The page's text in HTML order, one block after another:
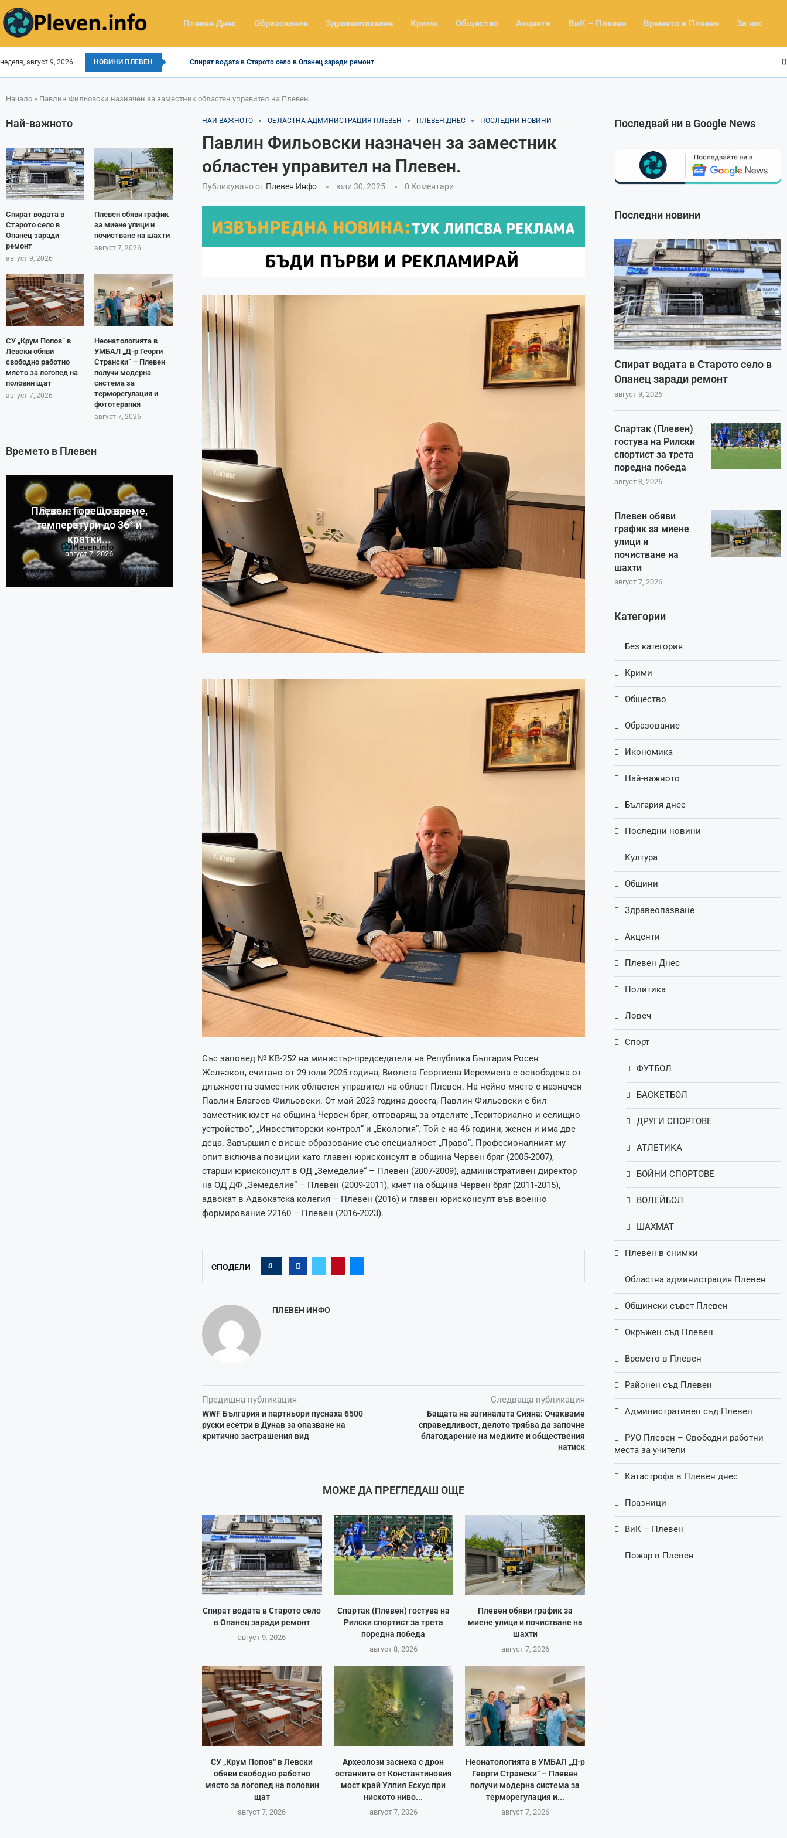
Плевен Днес Образование Здравеопазване Крими Общество Акценти ВиК – Плевен Времето в Плевен За нас
неделя, август 9, 2026 НОВИНИ ПЛЕВЕН Спират водата в Старото село в Опанец заради ремонт
Начало » Павлин Фильовски назначен за заместник областен управител на Плевен.
НАЙ-ВАЖНОТО ОБЛАСТНА АДМИНИСТРАЦИЯ ПЛЕВЕН ПЛЕВЕН ДНЕС ПОСЛЕДНИ НОВИНИ
Павлин Фильовски назначен за заместник
областен управител на Плевен.
Публикувано от Плевен Инфо юли 30, 2025 0 Коментари
Със заповед № КВ-252 на министър-председателя на Република България Росен
Желязков, считано от 29 юли 2025 година, Виолета Георгиева Иеремиева е освободена от
длъжността заместник областен управител на област Плевен. На нейно място е назначен
Павлин Благоев Фильовски. От май 2023 година досега, Павлин Фильовски е бил
заместник-кмет на община Червен бряг, отговарящ за отделите „Териториално и селищно
устройство“, „Инвеститорски контрол“ и „Екология“. Той е на 46 години, женен и има две
деца. Завършил е висше образование със специалност „Право“. Професионалният му
опит включва позиции като главен юрисконсулт в община Червен бряг (2005-2007),
старши юрисконсулт в ОД „Земеделие“ – Плевен (2007-2009), административен директор
на ОД ДФ „Земеделие“ – Плевен (2009-2011), кмет на община Червен бряг (2011-2015),
адвокат в Адвокатска колегия – Плевен (2016) и главен юрисконсулт във военно
формирование 22160 – Плевен (2016-2023).
СПОДЕЛИ 0
ПЛЕВЕН ИНФО
Предишна публикация
WWF България и партньори пуснаха 6500
руски есетри в Дунав за опазване на
критично застрашения вид
Следваща публикация
Бащата на загиналата Сияна: Очакваме
справедливост, делото трябва да започне
благодарение на медиите и обществения
натиск
МОЖЕ ДА ПРЕГЛЕДАШ ОЩЕ
Спират водата в Старото село
в Опанец заради ремонт
август 9, 2026
Спартак (Плевен) гостува на
Рилски спортист за трета
поредна победа
август 8, 2026
Плевен обяви график за
миене улици и почистване на
шахти
август 7, 2026
СУ „Крум Попов“ в Левски
обяви свободно работно
място за логопед на половин
щат
август 7, 2026
Археолози заснеха с дрон
останките от Константиновия
мост край Улпия Ескус при
ниското ниво...
август 7, 2026
Неонатологията в УМБАЛ „Д-р
Георги Странски“ – Плевен
получи модерна система за
терморегулация и...
август 7, 2026
Последвай ни в Google News
Последни новини
Спират водата в Старото село в
Опанец заради ремонт
август 9, 2026
Спартак (Плевен)
гостува на Рилски
спортист за трета
поредна победа
август 8, 2026
Плевен обяви
график за миене
улици и
почистване на
шахти
август 7, 2026
Категории
Без категория
Крими
Общество
Образование
Икономика
Най-важното
България днес
Последни новини
Култура
Общини
Здравеопазване
Акценти
Плевен Днес
Политика
Ловеч
Спорт
ФУТБОЛ
БАСКЕТБОЛ
ДРУГИ СПОРТОВЕ
АТЛЕТИКА
БОЙНИ СПОРТОВЕ
ВОЛЕЙБОЛ
ШАХМАТ
Плевен в снимки
Областна администрация Плевен
Общински съвет Плевен
Окръжен съд Плевен
Времето в Плевен
Районен съд Плевен
Административен съд Плевен
РУО Плевен – Свободни работни
места за учители
Катастрофа в Плевен днес
Празници
ВиК – Плевен
Пожар в Плевен
Най-важното
Спират водата в
Старото село в
Опанец заради
ремонт
август 9, 2026
Плевен обяви график
за миене улици и
почистване на шахти
август 7, 2026
СУ „Крум Попов“ в
Левски обяви
свободно работно
място за логопед на
половин щат
август 7, 2026
Неонатологията в
УМБАЛ „Д-р Георги
Странски“ – Плевен
получи модерна
система за
терморегулация и
фототерапия
август 7, 2026
Времето в Плевен
Плевен: Горещо време,
температури до 36° и
кратки...
август 7, 2026